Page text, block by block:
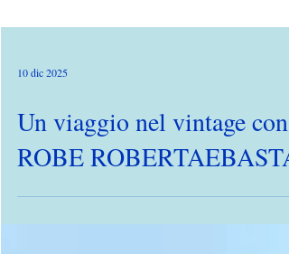
10 dic 2025
Un viaggio nel vintage con
ROBE ROBERTAEBASTA